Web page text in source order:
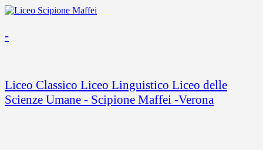
-
Liceo Classico Liceo Linguistico Liceo delle
Scienze Umane - Scipione Maffei -Verona